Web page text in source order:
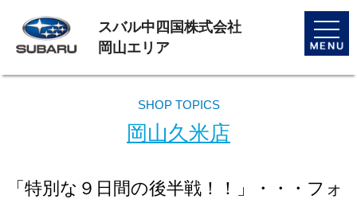
toggle
スバル中四国株式会社
岡山エリア
SHOP TOPICS
岡山久米店
「特別な９日間の後半戦！！」・・・フォ